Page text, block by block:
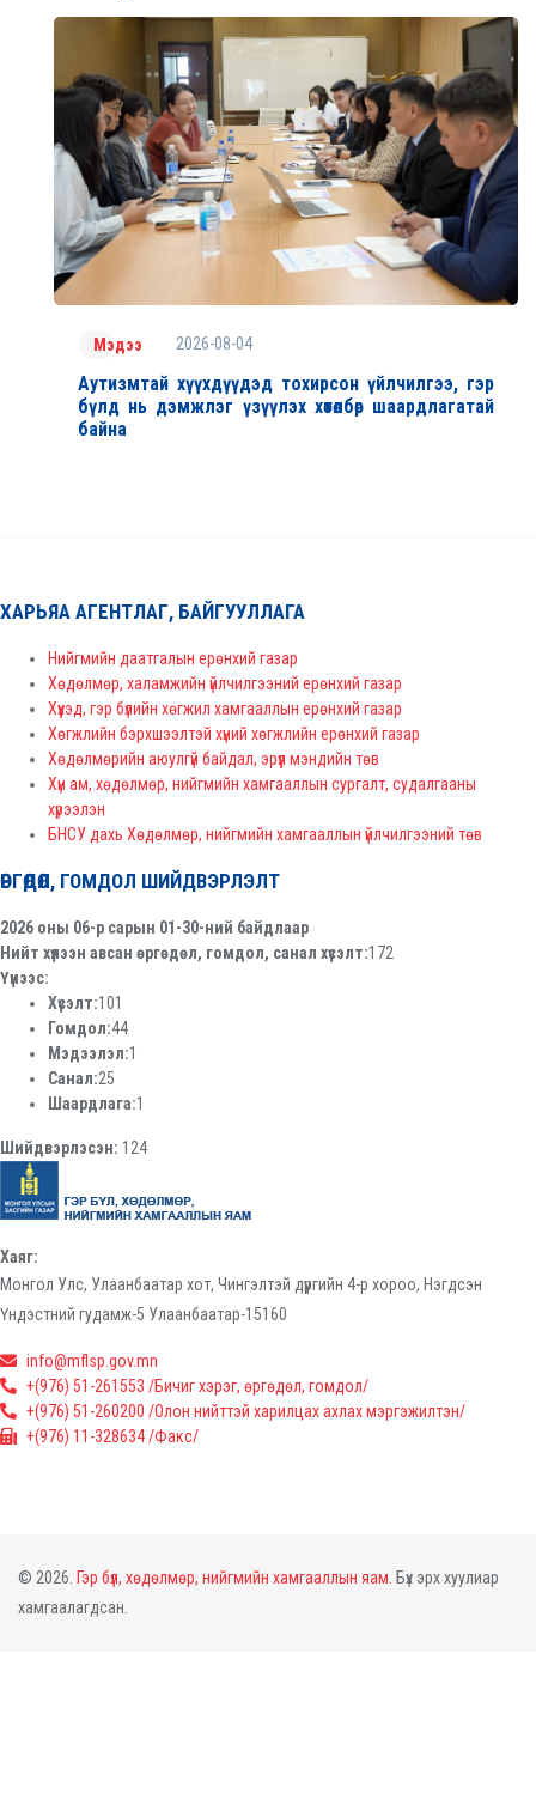
Мэдээ 2026-08-04
Аутизмтай хүүхдүүдэд тохирсон үйлчилгээ, гэр
бүлд нь дэмжлэг үзүүлэх хөтөлбөр шаардлагатай
байна
ХАРЬЯА АГЕНТЛАГ, БАЙГУУЛЛАГА
Нийгмийн даатгалын ерөнхий газар
Хөдөлмөр, халамжийн үйлчилгээний ерөнхий газар
Хүүхэд, гэр бүлийн хөгжил хамгааллын ерөнхий газар
Хөгжлийн бэрхшээлтэй хүний хөгжлийн ерөнхий газар
Хөдөлмөрийн аюулгүй байдал, эрүүл мэндийн төв
Хүн ам, хөдөлмөр, нийгмийн хамгааллын сургалт, судалгааны
хүрээлэн
БНСУ дахь Хөдөлмөр, нийгмийн хамгааллын үйлчилгээний төв
ӨРГӨДӨЛ, ГОМДОЛ ШИЙДВЭРЛЭЛТ
2026 оны 06-р сарын 01-30-ний байдлаар
Нийт хүлээн авсан өргөдөл, гомдол, санал хүсэлт:172
Үүнээс:
Хүсэлт:101
Гомдол:44
Мэдээлэл:1
Санал:25
Шаардлага:1
Шийдвэрлэсэн: 124
Хаяг:
Монгол Улс, Улаанбаатар хот, Чингэлтэй дүүргийн 4-р хороо, Нэгдсэн
Үндэстний гудамж-5 Улаанбаатар-15160
info@mflsp.gov.mn
+(976) 51-261553 /Бичиг хэрэг, өргөдөл, гомдол/
+(976) 51-260200 /Олон нийттэй харилцах ахлах мэргэжилтэн/
+(976) 11-328634 /Факс/
© 2026. Гэр бүл, хөдөлмөр, нийгмийн хамгааллын яам. Бүх эрх хуулиар
хамгаалагдсан.